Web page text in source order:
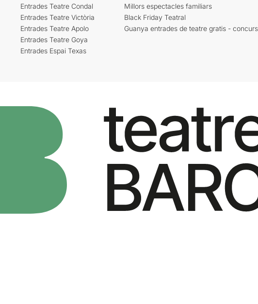
Entrades Teatre Condal
Entrades Teatre Victòria
Entrades Teatre Apolo
Entrades Teatre Goya
Entrades Espai Texas
Millors espectacles familiars
Black Friday Teatral
Guanya entrades de teatre gratis -